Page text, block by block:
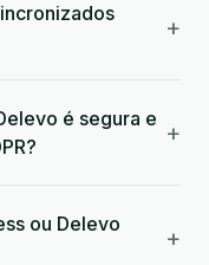
+
é segura e +
ou Delevo
+